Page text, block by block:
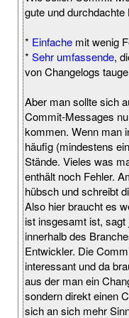
gute und durchdachte
* Einfache mit wenig
* Sehr umfassende,
von Changelogs
Aber man sollte sich
Commit-Messages
kommen. Wenn man
häufig (mindestens
Stände. Vieles was
enthält noch Fehler.
hübsch und schreibt
Also hier braucht es
ist insgesamt ist,
innerhalb des
Entwickler. Die
interessant und da
aus der man ein
sondern direkt einen
sich an sich mehr